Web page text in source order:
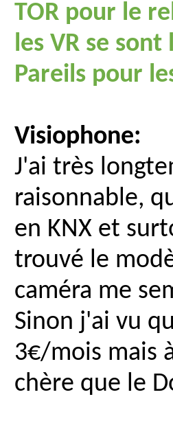
TOR pour le
les VR se
Pareils pour
Visiophone:
J'ai très
raisonnable,
en KNX et
trouvé le
caméra me
Sinon j'ai vu
3€/mois mais
chère que le